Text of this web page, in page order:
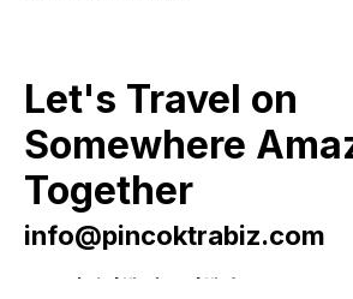
Let's Travel on
Somewhere
Together
info@pincoktrabiz.com
B2B 기업여행 전문 여행사